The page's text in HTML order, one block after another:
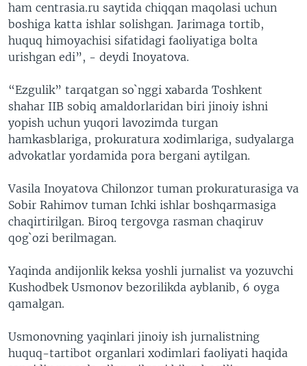
ham centrasia.ru saytida chiqqan maqolasi uchun
boshiga katta ishlar solishgan. Jarimaga tortib,
huquq himoyachisi sifatidagi faoliyatiga bolta
urishgan edi”, - deydi Inoyatova.
“Ezgulik” tarqatgan so`nggi xabarda Toshkent
shahar IIB sobiq amaldorlaridan biri jinoiy ishni
yopish uchun yuqori lavozimda turgan
hamkasblariga, prokuratura xodimlariga, sudyalarga
advokatlar yordamida pora bergani aytilgan.
Vasila Inoyatova Chilonzor tuman prokuraturasiga va
Sobir Rahimov tuman Ichki ishlar boshqarmasiga
chaqirtirilgan. Biroq tergovga rasman chaqiruv
qog`ozi berilmagan.
Yaqinda andijonlik keksa yoshli jurnalist va yozuvchi
Kushodbek Usmonov bezorilikda ayblanib, 6 oyga
qamalgan.
Usmonovning yaqinlari jinoiy ish jurnalistning
huquq-tartibot organlari xodimlari faoliyati haqida